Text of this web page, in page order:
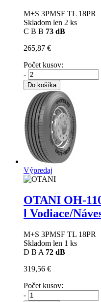
M+S 3PMSF TL 18PR
Skladom len 2 ks
C B B 73 dB
265,87 €
Počet kusov:
-
Do košíka
Výpredaj
OTANI OH-
l Vodiace/
M+S 3PMSF TL 18PR
Skladom len 1 ks
D B A 72 dB
319,56 €
Počet kusov:
-